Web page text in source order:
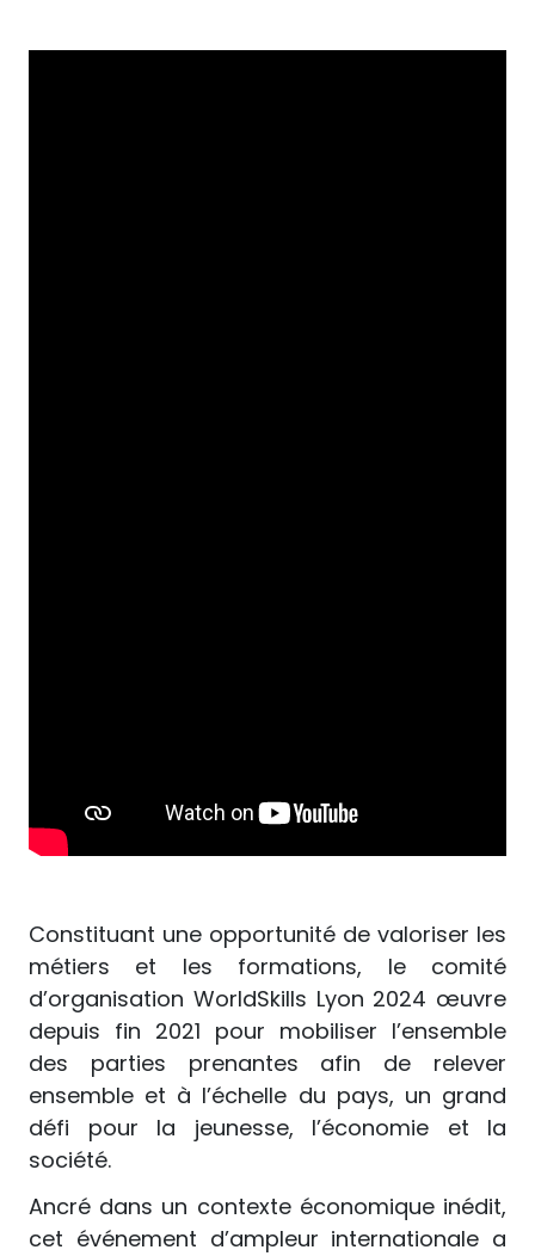
Constituant une opportunité de valoriser les
métiers et les formations, le comité
d’organisation WorldSkills Lyon 2024 œuvre
depuis fin 2021 pour mobiliser l’ensemble
des parties prenantes afin de relever
ensemble et à l’échelle du pays, un grand
défi pour la jeunesse, l’économie et la
société.
Ancré dans un contexte économique inédit,
cet événement d’ampleur internationale a